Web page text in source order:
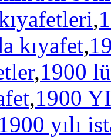
,
kıyafet,
,1900
,1900
1900 yılı